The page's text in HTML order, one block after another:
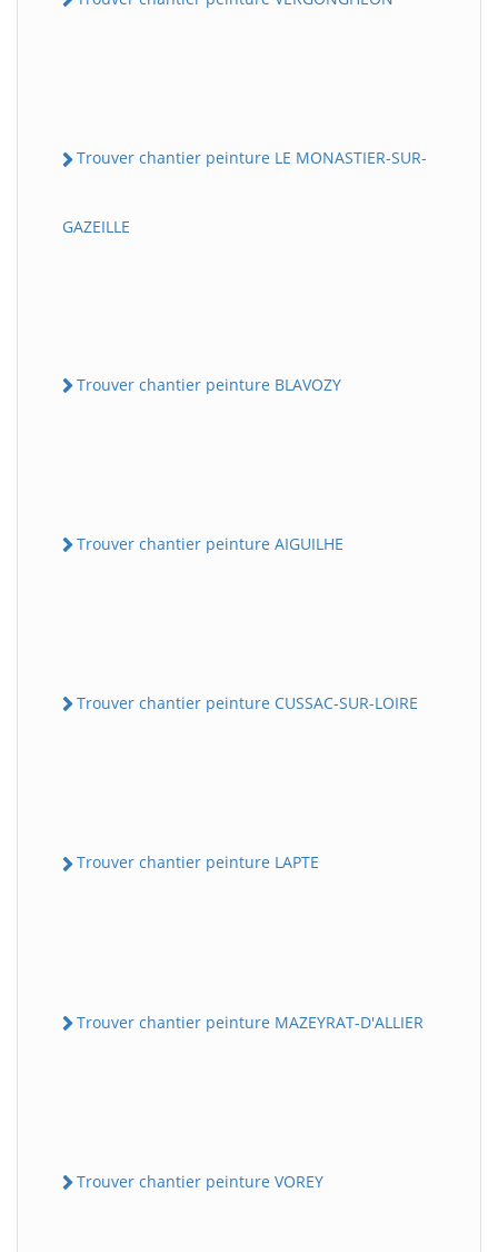
Trouver chantier peinture LE MONASTIER-SUR-
GAZEILLE
Trouver chantier peinture BLAVOZY
Trouver chantier peinture AIGUILHE
Trouver chantier peinture CUSSAC-SUR-LOIRE
Trouver chantier peinture LAPTE
Trouver chantier peinture MAZEYRAT-D'ALLIER
Trouver chantier peinture VOREY